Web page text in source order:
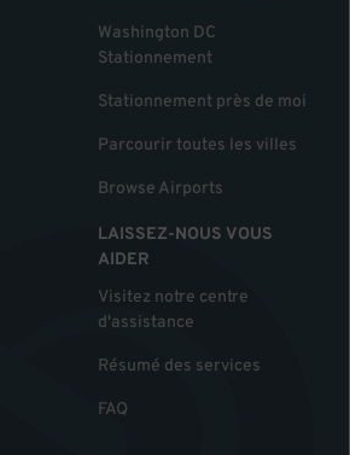
Washington DC
Stationnement
Stationnement près de moi
Parcourir toutes les villes
Browse Airports
LAISSEZ-NOUS VOUS
AIDER
Visitez notre centre
d'assistance
Résumé des services
FAQ